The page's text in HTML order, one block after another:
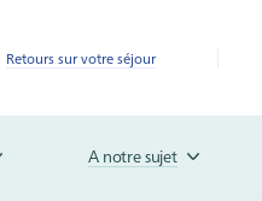
Retours sur votre séjour
A notre sujet